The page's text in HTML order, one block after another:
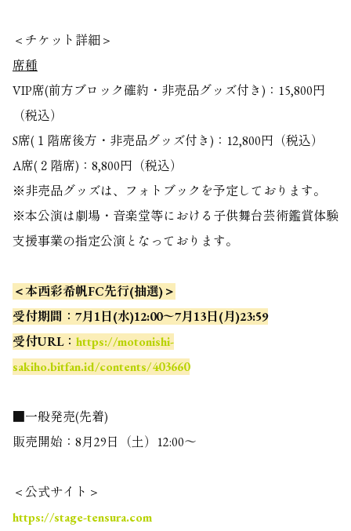
＜チケット詳細＞
席種
VIP席(前方ブロック確約・非売品グッズ付き)：15,800円
（税込）
S席(１階席後方・非売品グッズ付き)：12,800円（税込）
A席(２階席)：8,800円（税込）
※非売品グッズは、フォトブックを予定しております。
※本公演は劇場・音楽堂等における子供舞台芸術鑑賞体験
支援事業の指定公演となっております。
＜本西彩希帆FC先行(抽選)＞
受付期間：7月1日(水)12:00〜7月13日(月)23:59
受付URL： https://motonishi-
sakiho.bitfan.id/contents/403660
■一般発売(先着)
販売開始：8月29日（土）12:00〜
＜公式サイト＞
https://stage-tensura.com